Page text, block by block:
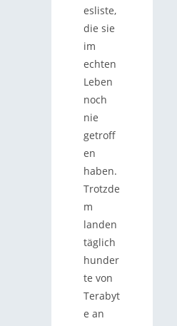
esliste,
die sie
im
echten
Leben
noch
nie
getroff
en
haben.
Trotzde
m
landen
täglich
hunder
te von
Terabyt
e an